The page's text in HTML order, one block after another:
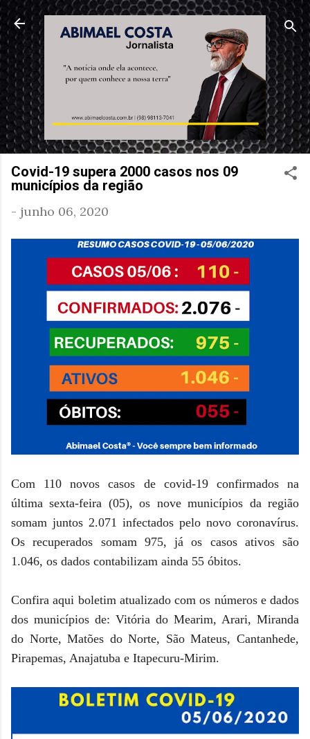
Pular para o conteúdo principal
Covid-19 supera 2000 casos nos 09
municípios da região
- junho 06, 2020
Com 110 novos casos de covid-19 confirmados na
última sexta-feira (05), os nove municípios da região
somam juntos 2.071 infectados pelo novo coronavírus.
Os recuperados somam 975, já os casos ativos são
1.046, os dados contabilizam ainda 55 óbitos.
Confira aqui boletim atualizado com os números e dados
dos municípios de: Vitória do Mearim, Arari, Miranda
do Norte, Matões do Norte, São Mateus, Cantanhede,
Pirapemas, Anajatuba e Itapecuru-Mirim.